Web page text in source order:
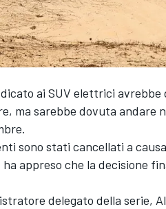
ai SUV elettrici
ma sarebbe dovuta andare
sono stati cancellati a
appreso che la decisione
delegato della serie,